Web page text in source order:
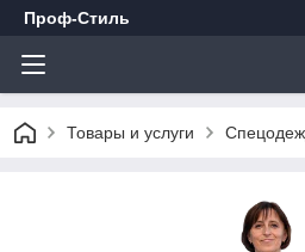
Проф-Стиль
Товары и услуги